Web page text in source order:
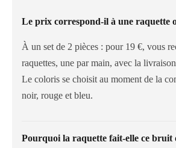
Le prix correspond-il à une raquette
À un set de 2 pièces : pour 19 €, vous
raquettes, une par main, avec la
Le coloris se choisit au moment de la
noir, rouge et bleu.
Pourquoi la raquette fait-elle ce bruit